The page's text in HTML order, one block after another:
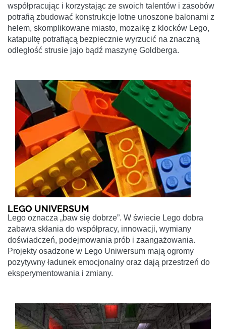
współpracując i korzystając ze swoich talentów i zasobów
potrafią zbudować konstrukcje lotne unoszone balonami z
helem, skomplikowane miasto, mozaikę z klocków Lego,
katapultę potrafiącą bezpiecznie wyrzucić na znaczną
odległość strusie jajo bądź maszynę Goldberga.
LEGO UNIVERSUM
Lego oznacza „baw się dobrze”. W świecie Lego dobra
zabawa skłania do współpracy, innowacji, wymiany
doświadczeń, podejmowania prób i zaangażowania.
Projekty osadzone w Lego Uniwersum mają ogromy
pozytywny ładunek emocjonalny oraz dają przestrzeń do
eksperymentowania i zmiany.